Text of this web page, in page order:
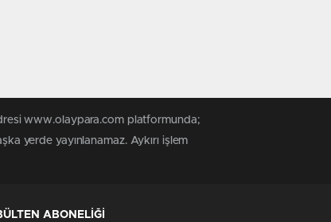
www.olaypara.com platformunda;
yerde yayınlanamaz. Aykırı işlem
ABONELİĞİ